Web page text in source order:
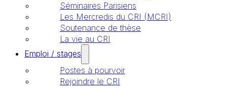
Séminaires Parisiens
Les Mercredis du CRI (MCRI)
Soutenance de thèse
La vie au CRI
Emploi / stages
Postes à pourvoir
Rejoindre le CRI